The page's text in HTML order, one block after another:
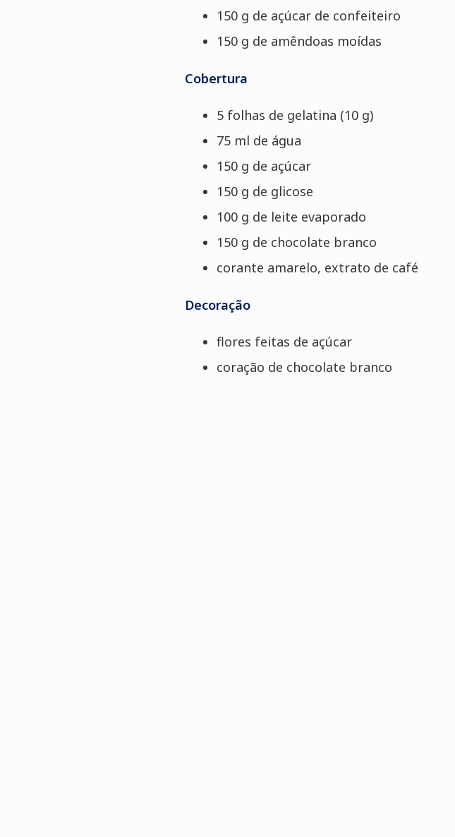
150 g de açúcar de confeiteiro
150 g de amêndoas moídas
Cobertura
5 folhas de gelatina (10 g)
75 ml de água
150 g de açúcar
150 g de glicose
100 g de leite evaporado
150 g de chocolate branco
corante amarelo, extrato de café
Decoração
flores feitas de açúcar
coração de chocolate branco